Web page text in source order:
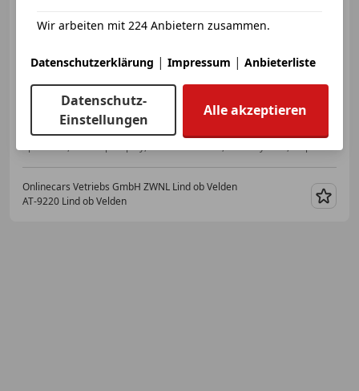
12/2022 55 093 km
195 kW (265 PS)
Onlinecars Vetriebs GmbH ZWNL Lind ob Velden
AT-9220 Lind ob Velden
Wir arbeiten mit 224 Anbietern zusammen.
Datenschutzerklärung | Impressum | Anbieterliste
Datenschutz-
Einstellungen
Alle akzeptieren